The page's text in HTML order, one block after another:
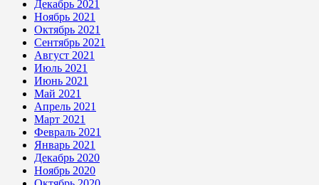
Декабрь 2021
Ноябрь 2021
Октябрь 2021
Сентябрь 2021
Август 2021
Июль 2021
Июнь 2021
Май 2021
Апрель 2021
Март 2021
Февраль 2021
Январь 2021
Декабрь 2020
Ноябрь 2020